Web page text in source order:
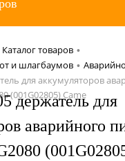
Каталог товаров •
и шлагбаумов •
для аккумуляторов
(001G02805) Came
держатель для
аварийного